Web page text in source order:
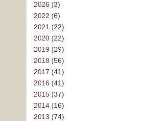
2026 (3)
2022 (6)
2021 (22)
2020(22)
2019 (29)
2018 (56)
2017 (41)
2016 (41)
2015(37)
2014(16)
2013 (74)